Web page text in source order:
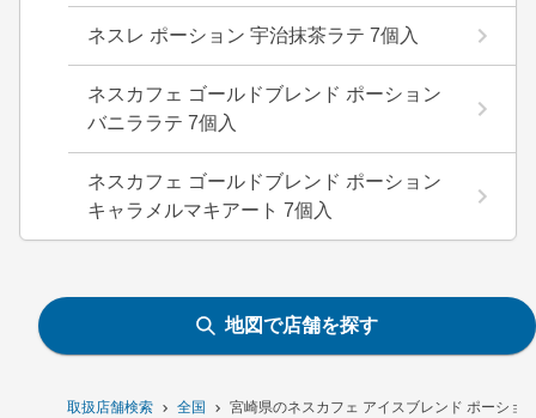
取扱店舗検索 全国 宮崎県のネスカフェ アイスブレンド ポーショ
ネスレ ポーション 宇治抹茶ラテ 7個入
ネスカフェ ゴールドブレンド ポーション
バニララテ 7個入
ネスカフェ ゴールドブレンド ポーション
キャラメルマキアート 7個入
地図で店舗を探す